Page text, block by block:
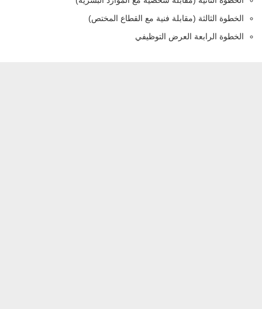
الخطوة الثالثة (مقابلة فنية مع القطاع المختص)
الخطوة الرابعة العرض التوظيفي